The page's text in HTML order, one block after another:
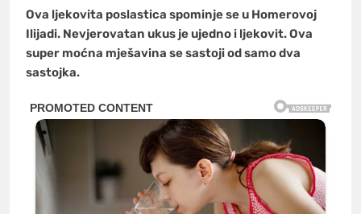
Ova ljekovita poslastica spominje se u Homerovoj
Ilijadi. Nevjerovatan ukus je ujedno i ljekovit. Ova
super moćna mješavina se sastoji od samo dva
sastojka.